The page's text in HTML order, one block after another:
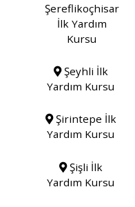
Şereflikoçhisar
İlk Yardım
Kursu
Şeyhli İlk
Yardım Kursu
Şirintepe İlk
Yardım Kursu
Şişli İlk
Yardım Kursu